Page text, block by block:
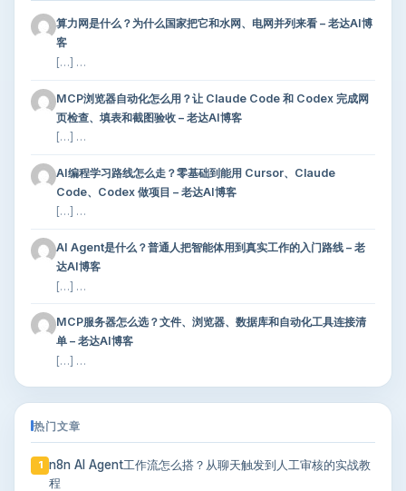
算力网是什么？为什么国家把它和水网、电网并列来看 – 老达AI博
客
[…] …
MCP浏览器自动化怎么用？让 Claude Code 和 Codex 完成网
页检查、填表和截图验收 – 老达AI博客
[…] …
AI编程学习路线怎么走？零基础到能用 Cursor、Claude
Code、Codex 做项目 – 老达AI博客
[…] …
AI Agent是什么？普通人把智能体用到真实工作的入门路线 – 老
达AI博客
[…] …
MCP服务器怎么选？文件、浏览器、数据库和自动化工具连接清
单 – 老达AI博客
[…] …
热门文章
1
n8n AI Agent工作流怎么搭？从聊天触发到人工审核的实战教
程